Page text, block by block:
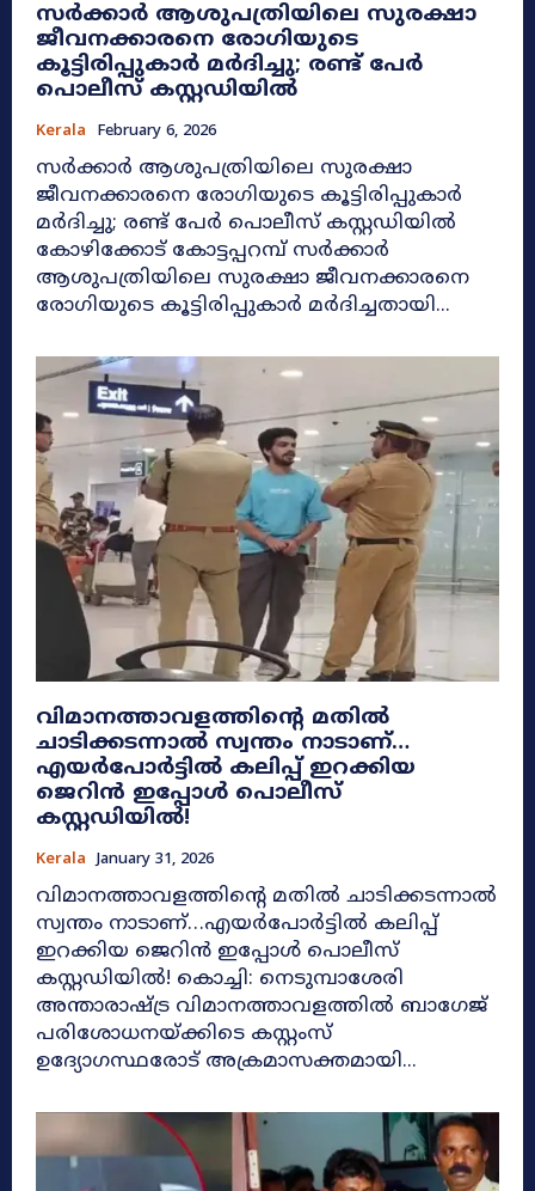
സർക്കാർ ആശുപത്രിയിലെ സുരക്ഷാ
ജീവനക്കാരനെ രോഗിയുടെ
കൂട്ടിരിപ്പുകാർ മർദിച്ചു; രണ്ട് പേർ
പൊലീസ് കസ്റ്റഡിയിൽ
Kerala February 6, 2026
സർക്കാർ ആശുപത്രിയിലെ സുരക്ഷാ
ജീവനക്കാരനെ രോഗിയുടെ കൂട്ടിരിപ്പുകാർ
മർദിച്ചു; രണ്ട് പേർ പൊലീസ് കസ്റ്റഡിയിൽ
കോഴിക്കോട് കോട്ടപ്പറമ്പ് സർക്കാർ
ആശുപത്രിയിലെ സുരക്ഷാ ജീവനക്കാരനെ
രോഗിയുടെ കൂട്ടിരിപ്പുകാർ മർദിച്ചതായി...
വിമാനത്താവളത്തിന്റെ മതിൽ
ചാടിക്കടന്നാൽ സ്വന്തം നാടാണ്…
എയർപോർട്ടിൽ കലിപ്പ് ഇറക്കിയ
ജെറിൻ ഇപ്പോൾ പൊലീസ്
കസ്റ്റഡിയിൽ!
Kerala January 31, 2026
വിമാനത്താവളത്തിന്റെ മതിൽ ചാടിക്കടന്നാൽ
സ്വന്തം നാടാണ്…എയർപോർട്ടിൽ കലിപ്പ്
ഇറക്കിയ ജെറിൻ ഇപ്പോൾ പൊലീസ്
കസ്റ്റഡിയിൽ! കൊച്ചി: നെടുമ്പാശേരി
അന്താരാഷ്ട്ര വിമാനത്താവളത്തിൽ ബാഗേജ്
പരിശോധനയ്ക്കിടെ കസ്റ്റംസ്
ഉദ്യോഗസ്ഥരോട് അക്രമാസക്തമായി...